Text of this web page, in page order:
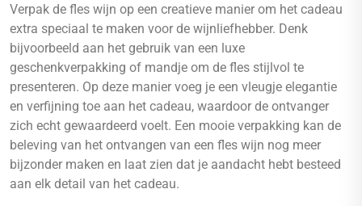
Verpak de fles wijn op een creatieve manier om het cadeau
extra speciaal te maken voor de wijnliefhebber. Denk
bijvoorbeeld aan het gebruik van een luxe
geschenkverpakking of mandje om de fles stijlvol te
presenteren. Op deze manier voeg je een vleugje elegantie
en verfijning toe aan het cadeau, waardoor de ontvanger
zich echt gewaardeerd voelt. Een mooie verpakking kan de
beleving van het ontvangen van een fles wijn nog meer
bijzonder maken en laat zien dat je aandacht hebt besteed
aan elk detail van het cadeau.